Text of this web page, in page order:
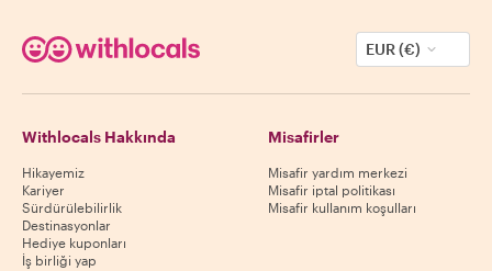
EUR (€)
Withlocals Hakkında
Hikayemiz
Kariyer
Sürdürülebilirlik
Destinasyonlar
Hediye kuponları
İş birliği yap
Misafirler
Misafir yardım merkezi
Misafir iptal politikası
Misafir kullanım koşulları